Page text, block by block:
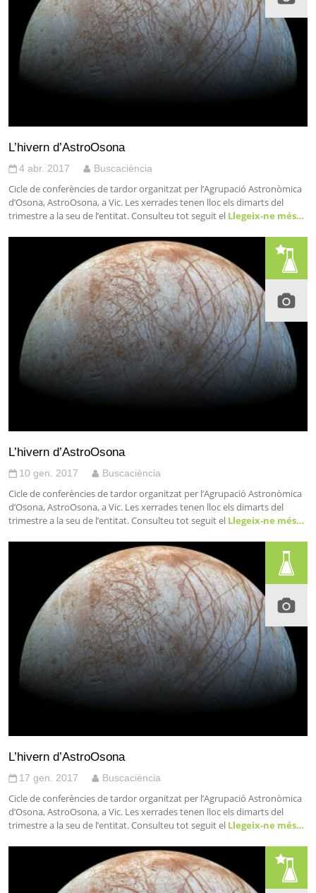
L’hivern d’AstroOsona
4 abr. 2017 Buscaciència
Cicle de conferències de tardor organitzat per l’Agrupació Astronòmica
d’Osona, AstroOsona, a Vic. Les xerrades tenen lloc els dimarts del
trimestre a la seu de l’entitat. Consulteu tot seguit el Llegeix-ne més…
L’hivern d’AstroOsona
10 gen. 2017 Buscaciència
Cicle de conferències de tardor organitzat per l’Agrupació Astronòmica
d’Osona, AstroOsona, a Vic. Les xerrades tenen lloc els dimarts del
trimestre a la seu de l’entitat. Consulteu tot seguit el Llegeix-ne més…
L’hivern d’AstroOsona
17 gen. 2017 Buscaciència
Cicle de conferències de tardor organitzat per l’Agrupació Astronòmica
d’Osona, AstroOsona, a Vic. Les xerrades tenen lloc els dimarts del
trimestre a la seu de l’entitat. Consulteu tot seguit el Llegeix-ne més…